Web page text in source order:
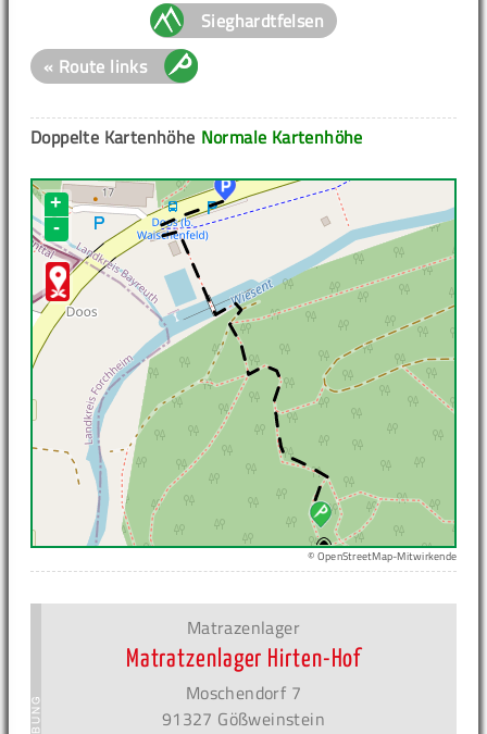
Sieghardtfelsen
« Route links
Normale Kartenhöhe
Doppelte Kartenhöhe
+
-
© OpenStreetMap-Mitwirkende
Matrazenlager
Matratzenlager Hirten-Hof
Moschendorf 7
91327 Gößweinstein